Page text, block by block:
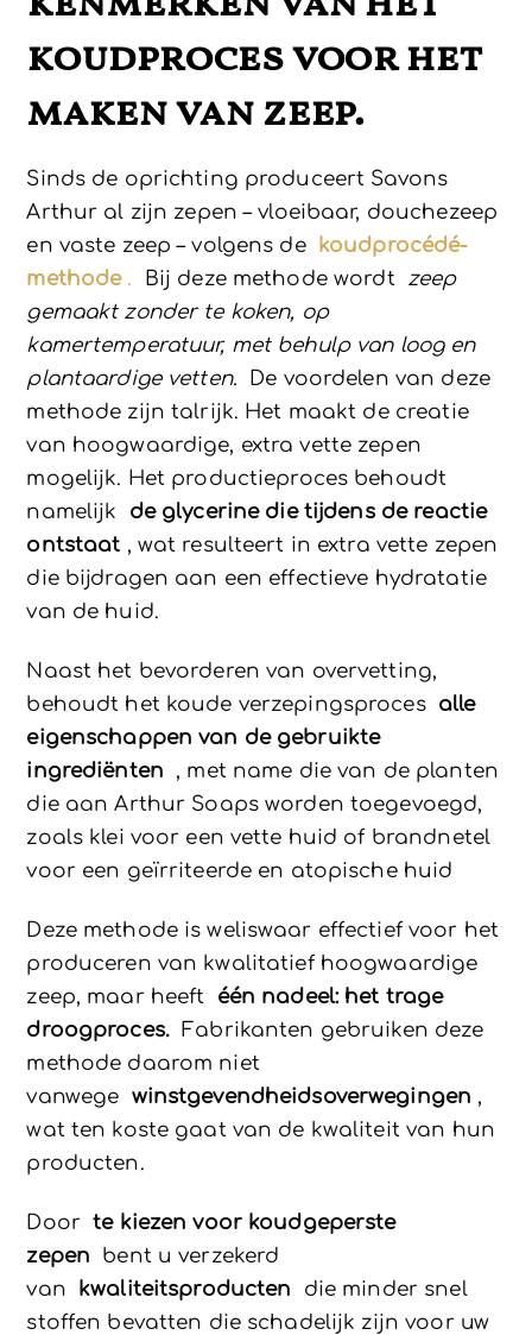
koudproces voor het
maken van zeep.
Sinds de oprichting produceert Savons
Arthur al zijn zepen – vloeibaar, douchezeep
en vaste zeep – volgens de
koudprocédé-
methode. Bij deze methode wordt zeep
gemaakt zonder te koken, op
kamertemperatuur, met behulp van loog en
plantaardige vetten. De voordelen van deze
methode zijn talrijk. Het maakt de creatie
van hoogwaardige, extra vette zepen
mogelijk. Het productieproces behoudt
namelijk
de glycerine die tijdens de reactie
ontstaat , wat resulteert in extra vette zepen
die bijdragen aan een effectieve hydratatie
van de huid.
Naast het bevorderen van overvetting,
behoudt het koude verzepingsproces alle
eigenschappen van de gebruikte
ingrediënten , met name die van de planten
die aan Arthur Soaps worden toegevoegd,
zoals klei voor een vette huid of brandnetel
voor een geïrriteerde en atopische huid
Deze methode is weliswaar effectief voor het
produceren van kwalitatief hoogwaardige
zeep, maar heeft één nadeel: het trage
droogproces.Fabrikanten gebruiken deze
methode daarom niet
vanwege winstgevendheidsoverwegingen ,
wat ten koste gaat van de kwaliteit van hun
producten.
Doorte kiezen voor koudgeperste
zepen bent u verzekerd
van kwaliteitsproducten die minder snel
stoffen bevatten die schadelijk zijn voor uw